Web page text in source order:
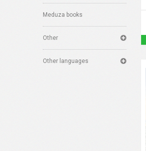
Meduza books
Other
Other languages